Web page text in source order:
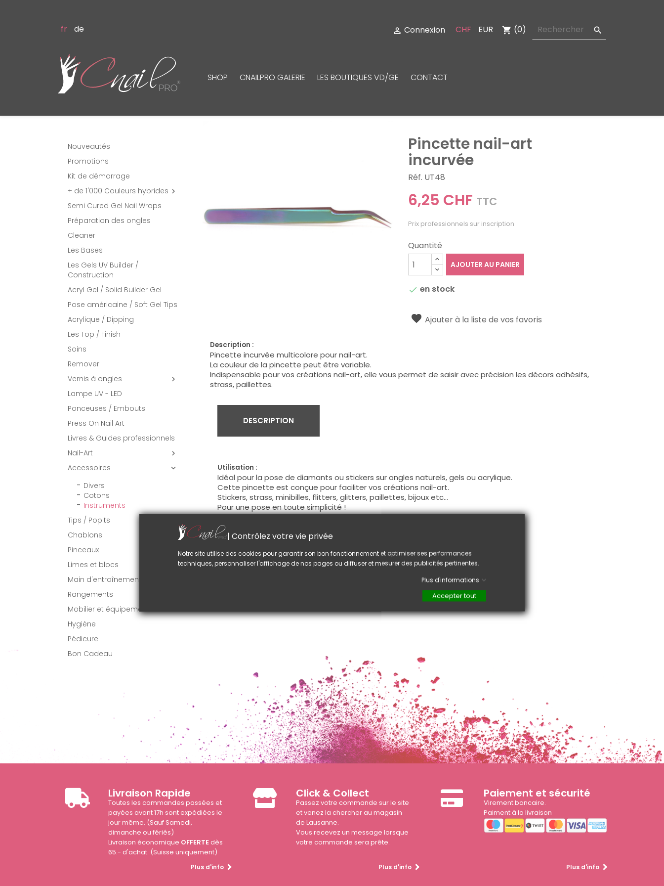
fr de  Connexion CHF EUR shopping_cart (0) 
SHOP CNAILPRO GALERIE LES BOUTIQUES VD/GE CONTACT
Nouveautés
Promotions
Kit de démarrage
+ de 1'000 Couleurs hybrides 
Semi Cured Gel Nail Wraps
Préparation des ongles
Cleaner
Les Bases
Les Gels UV Builder /
Construction
Acryl Gel / Solid Builder Gel
Pose américaine / Soft Gel Tips
Acrylique / Dipping
Les Top / Finish
Soins
Remover
Vernis à ongles

Lampe UV - LED
Ponceuses / Embouts
Press On Nail Art
Livres & Guides professionnels
Nail-Art

Accessoires 
Divers
Cotons
Instruments
Tips / Popits
Chablons
Pinceaux
Limes et blocs
Main d'entraînement
Rangements
Mobilier et équipement
Hygiène
Pédicure
Bon Cadeau
Pincette nail-art
incurvée
Réf. UT48
6,25 CHF TTC
Prix professionnels sur inscription
Quantité
AJOUTER AU PANIER
 en stock
Ajouter à la liste de vos favoris
Description :
Pincette incurvée multicolore pour nail-art.
La couleur de la pincette peut être variable.
Indispensable pour vos créations nail-art, elle vous permet de saisir avec précision les décors adhésifs,
strass, paillettes.
DESCRIPTION
Utilisation :
Idéal pour la pose de diamants ou stickers sur ongles naturels, gels ou acrylique.
Cette pincette est conçue pour faciliter vos créations nail-art.
Stickers, strass, minibilles, flitters, glitters, paillettes, bijoux etc...
Pour une pose en toute simplicité !
Dimensions :
Longueur 12.2 cm, largueur 1 cm, partie coudée 1.5 cm.
Livraison Rapide
Toutes les commandes passées et
payées avant 17h sont expédiées le
jour même. (Sauf Samedi,
dimanche ou fériés)
Livraison économique OFFERTEdès
65.- d'achat. (Suisse uniquement)
Plus d'info
Click & Collect
Passez votre commande sur le site
et venez la chercher au magasin
de Lausanne.
Vous recevez un message lorsque
votre commande sera prête.
Plus d'info
Paiement et sécurité
Virement bancaire.
Paiment à la livraison
Plus d'info
| Contrôlez votre vie privée
Notre site utilise des cookies pour garantir son bon fonctionnement et optimiser ses performances
techniques, personnaliser l'affichage de nos pages ou diffuser et mesurer des publicités pertinentes.
Plus d'informations
Accepter tout